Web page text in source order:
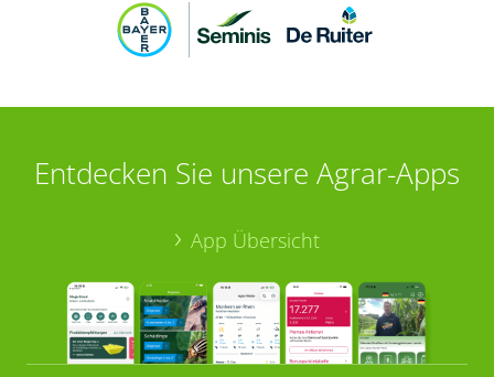
Entdecken Sie unsere Agrar-Apps
App Übersicht